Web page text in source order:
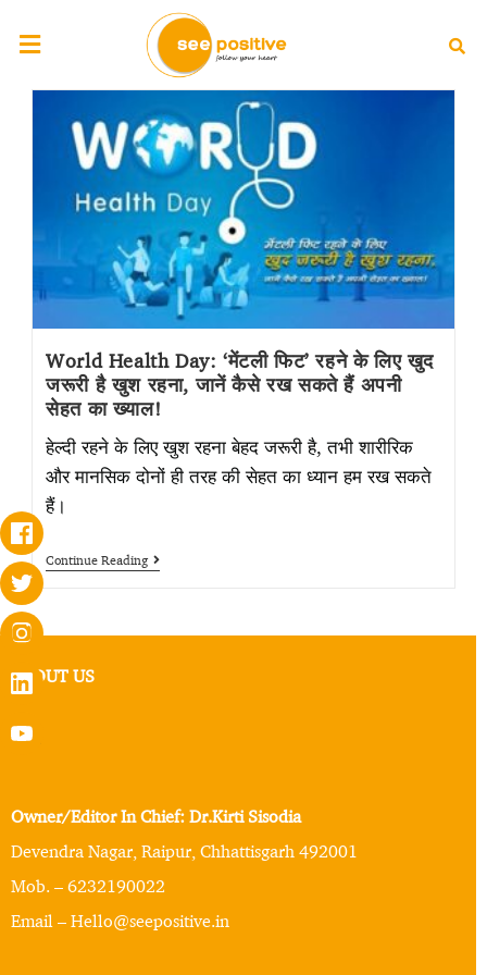
World Health Day: ‘मेंटली फिट’ रहने के लिए खुद
जरूरी है खुश रहना, जानें कैसे रख सकते हैं अपनी
सेहत का ख्याल!
हेल्दी रहने के लिए खुश रहना बेहद जरूरी है, तभी शारीरिक
और मानसिक दोनों ही तरह की सेहत का ध्यान हम रख सकते
हैं।
Continue Reading
ABOUT US
Owner/Editor In Chief: Dr.Kirti Sisodia
Devendra Nagar, Raipur, Chhattisgarh 492001
Mob. – 6232190022
Email – Hello@seepositive.in